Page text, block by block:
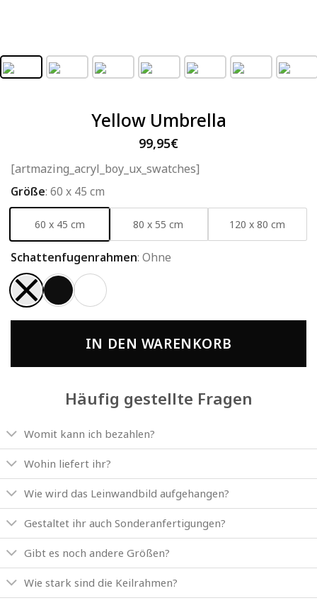
Yellow Umbrella
99,95€
[artmazing_acryl_boy_ux_swatches]
Größe: 60 x 45 cm
60 x 45 cm 80 x 55 cm 120 x 80 cm
Schattenfugenrahmen: Ohne
IN DEN WARENKORB
Häufig gestellte Fragen
Womit kann ich bezahlen?
Wohin liefert ihr?
Wie wird das Leinwandbild aufgehangen?
Gestaltet ihr auch Sonderanfertigungen?
Gibt es noch andere Größen?
Wie stark sind die Keilrahmen?